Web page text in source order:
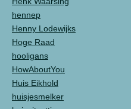
hennep
Henny Lodewijks
Hoge Raad
hooligans
HowAboutYou
Huis Eikhold
huisjesmelker